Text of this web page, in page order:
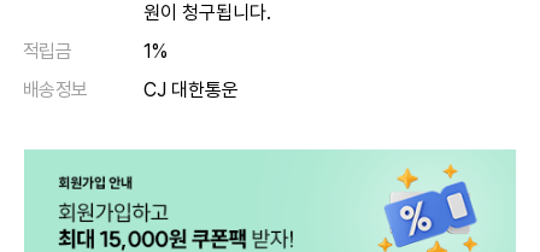
원이 청구됩니다.
적립금
1%
배송정보
CJ 대한통운